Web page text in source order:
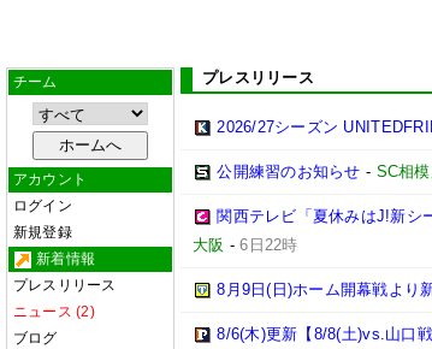
チーム
アカウント
ログイン
新規登録
新着情報
プレスリリース
ニュース (2)
ブログ
プレスリリース
2026/27シーズン
公開練習のお知らせ - SC相
関西テレビ「夏休みはJ!新シ
大阪 -6日22時
8月9日(日)ホーム開幕戦より
8/6(木)更新【8/8(土)vs.山口